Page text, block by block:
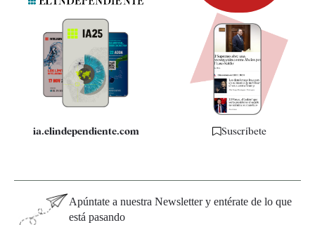
Quiénes somos
Especificaciones
ia.elindependiente.com Suscríbete
Apúntate a nuestra Newsletter y entérate de lo que
está pasando